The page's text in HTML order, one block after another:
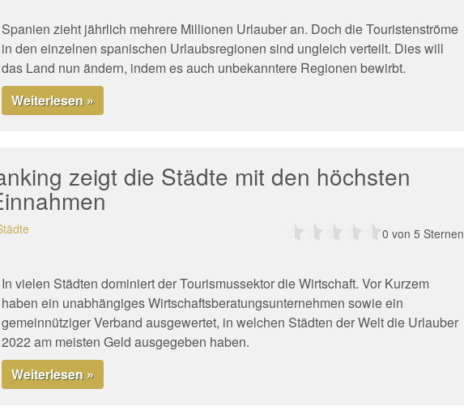
Spanien zieht jährlich mehrere Millionen Urlauber an. Doch die Touristenströme
in den einzelnen spanischen Urlaubsregionen sind ungleich verteilt. Dies will
das Land nun ändern, indem es auch unbekanntere Regionen bewirbt.
Weiterlesen »
zeigt die Städte mit den höchsten
0 von 5 Sternen
In vielen Städten dominiert der Tourismussektor die Wirtschaft. Vor Kurzem
haben ein unabhängiges Wirtschaftsberatungsunternehmen sowie ein
gemeinnütziger Verband ausgewertet, in welchen Städten der Welt die Urlauber
2022 am meisten Geld ausgegeben haben.
Weiterlesen »